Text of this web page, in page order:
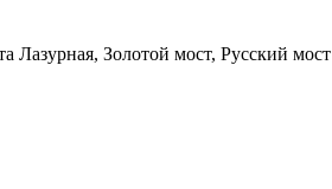
Золотой мост, Русский мост